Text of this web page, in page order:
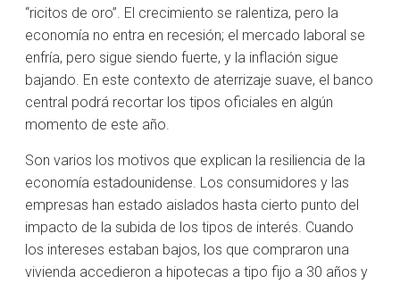
“ricitos de oro”. El crecimiento se ralentiza, pero la
economía no entra en recesión; el mercado laboral se
enfría, pero sigue siendo fuerte, y la inflación sigue
bajando. En este contexto de aterrizaje suave, el banco
central podrá recortar los tipos oficiales en algún
momento de este año.
Son varios los motivos que explican la resiliencia de la
economía estadounidense. Los consumidores y las
empresas han estado aislados hasta cierto punto del
impacto de la subida de los tipos de interés. Cuando
los intereses estaban bajos, los que compraron una
vivienda accedieron a hipotecas a tipo fijo a 30 años y